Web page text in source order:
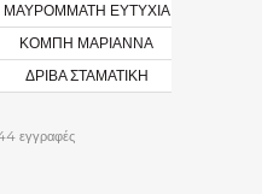
ΜΑΥΡΟΜΜΑΤΗ ΕΥΤΥΧΙΑ
ΚΟΜΠΗ ΜΑΡΙΑΝΝΑ
ΔΡΙΒΑ ΣΤΑΜΑΤΙΚΗ
εγγραφές